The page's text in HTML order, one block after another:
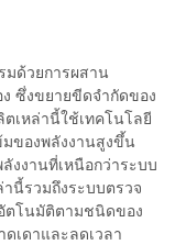
มด้วยการผสาน
ซึ่งขยายขีดจำกัดของ
เหล่านี้ใช้เทคโนโลยี
มของพลังงานสูงขึ้น
งานที่เหนือกว่าระบบ
านี้รวมถึงระบบตรวจ
ตโนมัติตามชนิดของ
เดาและลดเวลา